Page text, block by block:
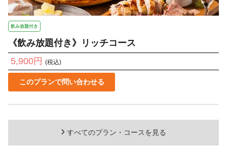
飲み放題付き
《飲み放題付き》リッチコース
5,900円 (税込)
このプランで問い合わせる
すべてのプラン・コースを見る